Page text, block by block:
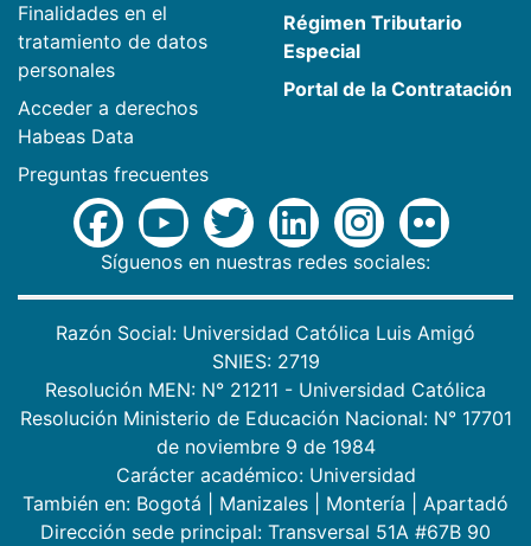
Finalidades en el
tratamiento de datos
personales
Acceder a derechos
Habeas Data
Preguntas frecuentes
Régimen Tributario
Especial
Portal de la Contratación
Síguenos en nuestras redes sociales:
Razón Social: Universidad Católica Luis Amigó
SNIES: 2719
Resolución MEN: N° 21211 - Universidad Católica
Resolución Ministerio de Educación Nacional: N° 17701
de noviembre 9 de 1984
Carácter académico: Universidad
También en: Bogotá Manizales Montería
Apartadó
Dirección sede principal: Transversal 51A #67B 90